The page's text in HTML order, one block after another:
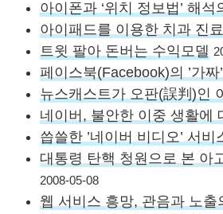
아이폰과 ‘위치 정보법’ 해석
아이패드를 이용한 치과 진료
트윗 팔아 돈버는 수익모델
페이스북(Facebook)의 ’가짜
뉴스캐스트가 오판(誤判)인
네이버, 불안한 이중 생활에
씁쓸한 ’네이버 비디오’ 서비
대통령 탄핵 청원으로 본 아
2008-05-08
웹 서비스 흥망, 관음과 노출